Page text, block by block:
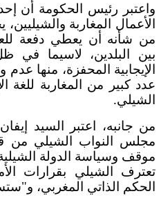
واعتبر رئيس الحكومة أن
الأعمال المغاربة
من شأنه أن يعطي دفعة
بين البلدين، لاسيما في
الإيجابية المحفزة، منها
عدد كبير من المغاربة للغة
الشيلي.
من جانبه، اعتبر السيد
مجلس النواب الشيلي من
موقف وسياسة الدولة
تعترف الشيلي بقرارات
الحكم الذاتي المغربي،